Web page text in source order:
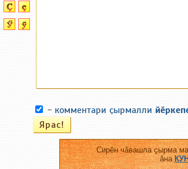
- комментари ҫырмалли
Сирӗн чӑвашла ҫырма
ӑна